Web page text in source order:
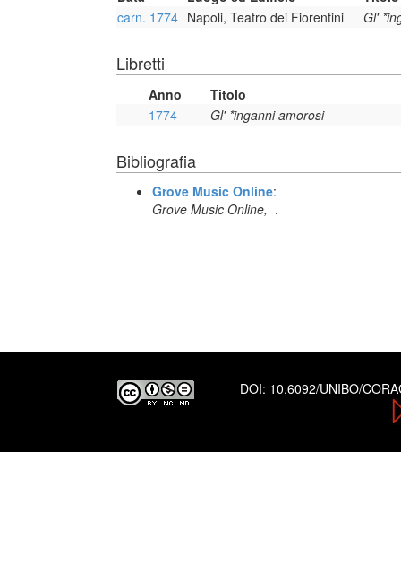
carn. 1774 Napoli, Teatro dei Fiorentini Gl'
Libretti
Anno
Titolo
1774
Gl' *inganni amorosi
Bibliografia
Grove Music Online:
Grove Music Online, .
DOI: 10.6092/UNIBO/